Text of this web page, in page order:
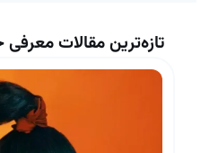
تازه‌ترین مقالات